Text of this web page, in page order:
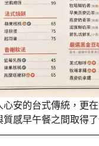
安的台式傳統，更
感早午餐之間取得了